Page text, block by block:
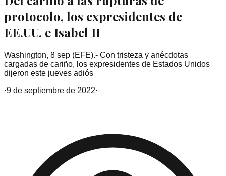
protocolo, los expresidentes de
EE.UU. e Isabel II
Washington, 8 sep (EFE).- Con tristeza y anécdotas
cargadas de cariño, los expresidentes de Estados Unidos
dijeron este jueves adiós
·9 de septiembre de 2022·